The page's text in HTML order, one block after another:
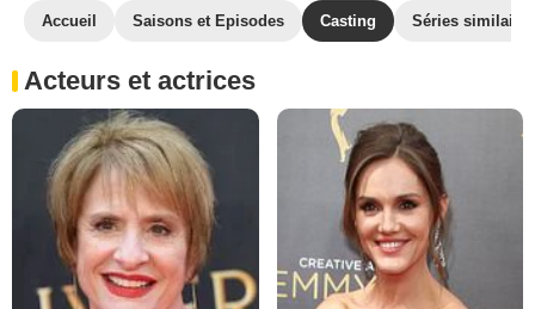
Accueil Saisons et Episodes Casting Séries similaires
Acteurs et actrices